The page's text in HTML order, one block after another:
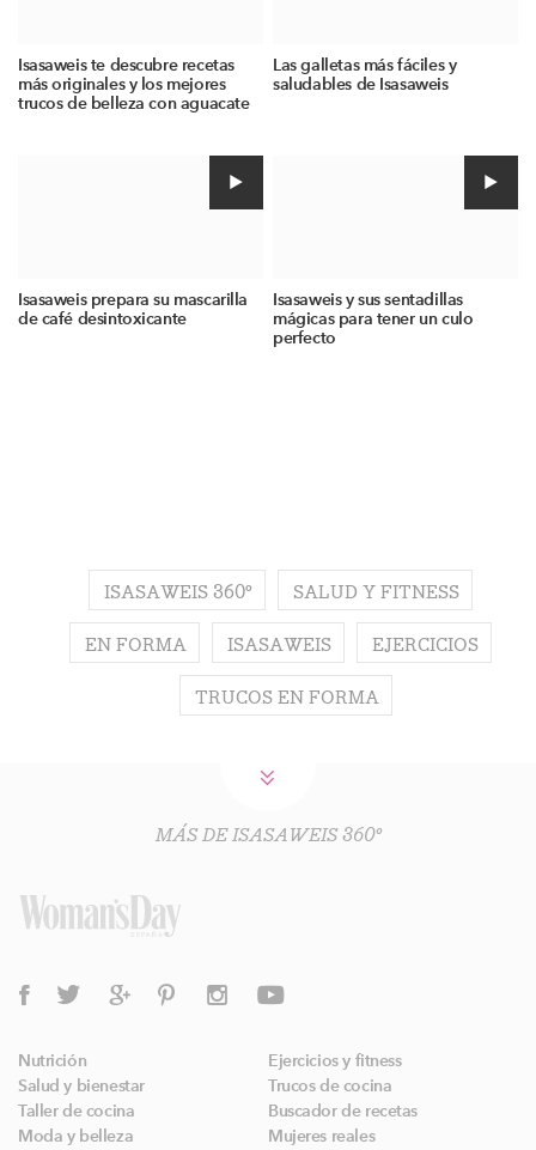
Isasaweis te descubre recetas
más originales y los mejores
trucos de belleza con aguacate
Las galletas más fáciles y
saludables de Isasaweis
Isasaweis prepara su mascarilla
de café desintoxicante
Isasaweis y sus sentadillas
mágicas para tener un culo
perfecto
ISASAWEIS 360º SALUD Y FITNESS
EN FORMA ISASAWEIS EJERCICIOS
TRUCOS EN FORMA
MÁS DE ISASAWEIS 360º
Nutrición
Ejercicios y fitness
Salud y bienestar
Trucos de cocina
Taller de cocina
Buscador de recetas
Moda y belleza
Mujeres reales